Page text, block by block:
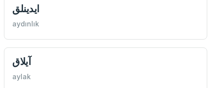
ايدينلق
aydınlık
آيلاق
aylak